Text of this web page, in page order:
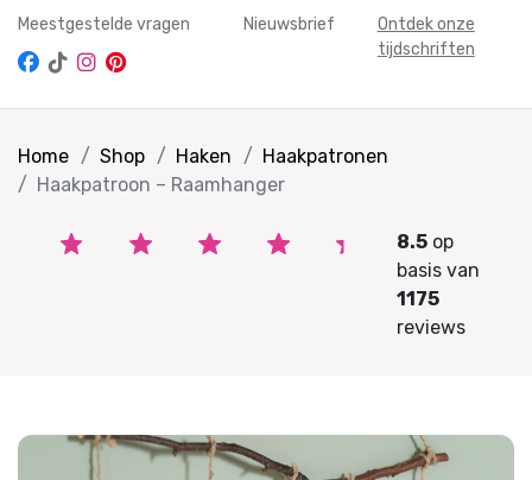
Meestgestelde vragen Nieuwsbrief
Ontdek onze
tijdschriften
Home Shop Haken
Haakpatronen
Haakpatroon – Raamhanger
8.5op
basis van
1175
reviews